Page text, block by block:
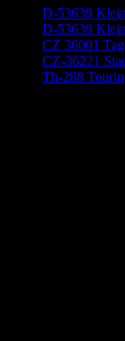
D-53639
D-53639
CZ 36001
CZ-36221
Th-288